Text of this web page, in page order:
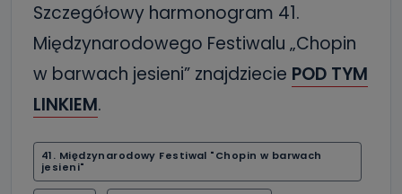
Szczegółowy harmonogram 41.
Międzynarodowego Festiwalu „Chopin
w barwach jesieni” znajdziecie POD TYM
LINKIEM.
41. Międzynarodowy Festiwal "Chopin w barwach
jesieni"